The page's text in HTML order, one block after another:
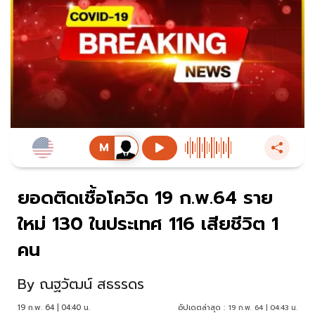
ยอดติดเชื้อโควิด 19 ก.พ.64 ราย
ใหม่ 130 ในประเทศ 116 เสียชีวิต 1
คน
By ณฐวัฒน์ สธรรดร
19 ก.พ. 64 | 04:40 น. อัปเดตล่าสุด : 19 ก.พ. 64 | 04:43 น.